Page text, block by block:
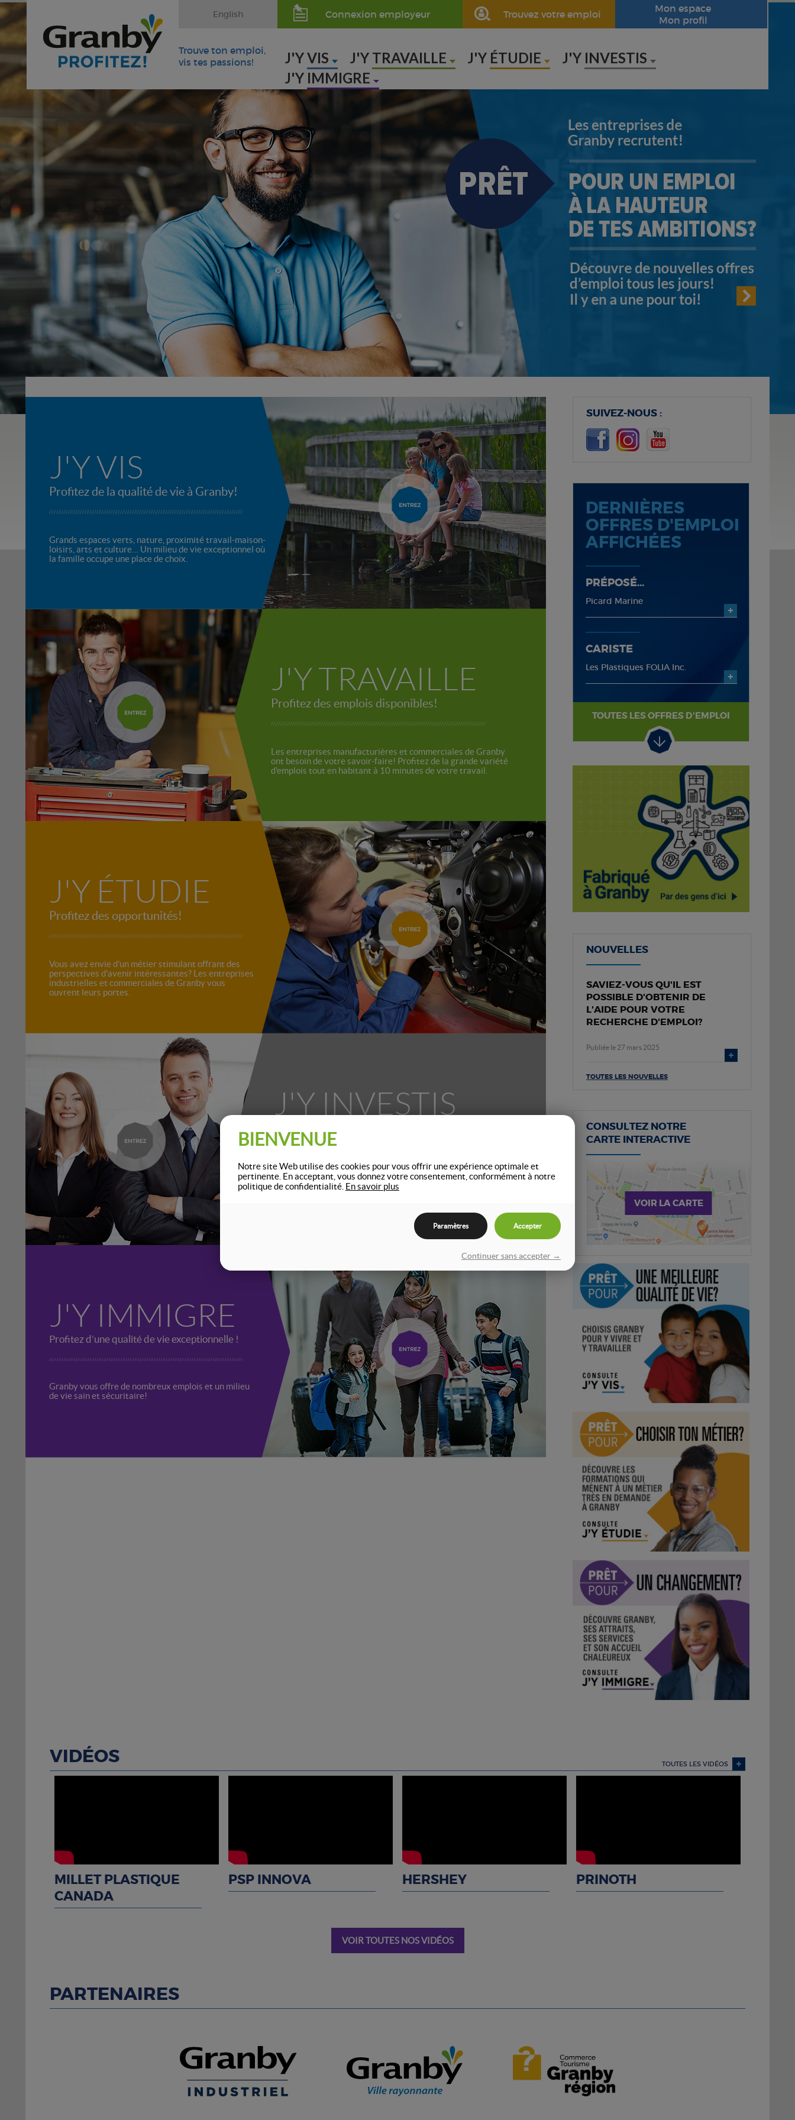
English Connexion employeur Trouvez votre emploi
Mon espace
Mon profil
Trouve ton emploi,
vis tes passions!
J'YVIS J'Y TRAVAILLE J'Y ÉTUDIE J'Y INVESTIS
J'Y IMMIGRE
J'Y VIS
Profitez de la qualité de vie à Granby!
Grands espaces verts, nature, proximité travail-maison-
loisirs, arts et culture… Un milieu de vie exceptionnel où
la famille occupe une place de choix.
J'Y TRAVAILLE
Profitez des emplois disponibles!
Les entreprises manufacturières et commerciales de Granby
ont besoin de votre savoir-faire! Profitez de la grande variété
d'emplois tout en habitant à 10 minutes de votre travail.
J'Y ÉTUDIE
Profitez des opportunités!
Vous avez envie d'un métier stimulant offrant des
perspectives d'avenir intéressantes? Les entreprises
industrielles et commerciales de Granby vous
ouvrent leurs portes.
J'Y INVESTIS
Implanter son entreprise à Granby, un choix bénéfique!
Parc industriel à vocation technologique, incitatifs
J'Y IMMIGRE
Profitez d’une qualité de vie exceptionnelle !
Granby vous offre de nombreux emplois et un milieu
de vie sain et sécuritaire!
SUIVEZ-NOUS :
DERNIÈRES
OFFRES D'EMPLOI
AFFICHÉES
PRÉPOSÉ...
Picard Marine
CARISTE
Les Plastiques FOLIA Inc.
TOUTES LES OFFRES D'EMPLOI
NOUVELLES
SAVIEZ-VOUS QU'IL EST
POSSIBLE D'OBTENIR DE
L'AIDE POUR VOTRE
RECHERCHE D'EMPLOI?
Publiée le 27 mars 2025
TOUTES LES NOUVELLES
CONSULTEZ NOTRE
CARTE INTERACTIVE
VOIR LA CARTE
VIDÉOS TOUTES LES VIDÉOS
MILLET PLASTIQUE
CANADA
PSP INNOVA HERSHEY PRINOTH
VOIR TOUTES NOS VIDÉOS
PARTENAIRES
BIENVENUE
Notre site Web utilise des cookies pour vous offrir une expérience optimale et
pertinente. En acceptant, vous donnez votre consentement, conformément à notre
politique de confidentialité. En savoir plus
Paramètres Accepter
Continuer sans accepter →